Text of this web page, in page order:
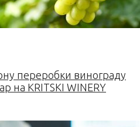
переробки винограду
на KRITSKI WINERY